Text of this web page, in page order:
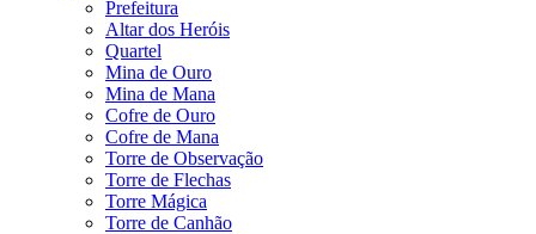
Prefeitura
Altar dos Heróis
Quartel
Mina de Ouro
Mina de Mana
Cofre de Ouro
Cofre de Mana
Torre de Observação
Torre de Flechas
Torre Mágica
Torre de Canhão